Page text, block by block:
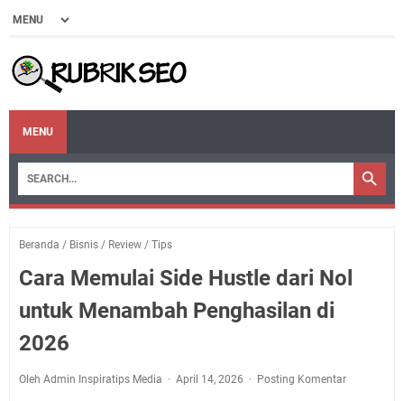
MENU
Beranda / Bisnis / Review / Tips
Cara Memulai Side Hustle dari Nol
untuk Menambah Penghasilan di
2026
Oleh Admin Inspiratips Media April 14, 2026 Posting Komentar